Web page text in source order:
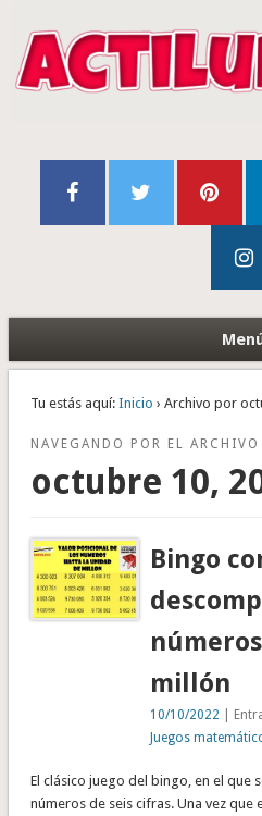
Tu estás aquí: Inicio › Archivo por
NAVEGANDO POR EL ARCHIVO
octubre 10,
Bingo
millón
10/10/2022 |
Juegos
El clásico juego del bingo, en el que
números de seis cifras. Una vez que